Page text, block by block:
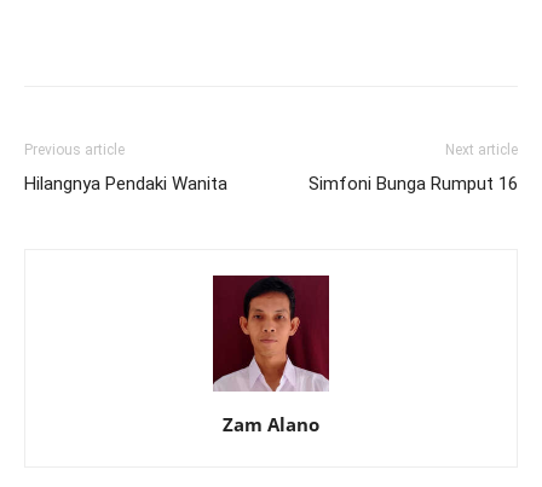
Previous article
Hilangnya Pendaki Wanita
Next article
Simfoni Bunga Rumput 16
Zam Alano